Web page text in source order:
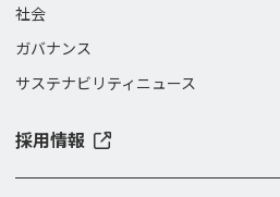
社会
ガバナンス
サステナビリティニュース
採用情報